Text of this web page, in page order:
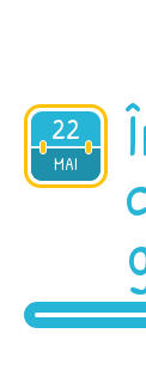
22
MAI
2026